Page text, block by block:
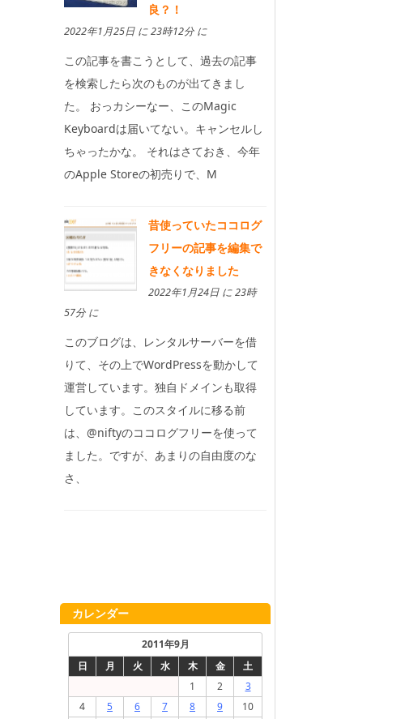
良？！
2022年1月25日 に 23時12分 に
この記事を書こうとして、過去の記事
を検索したら次のものが出てきまし
た。 おっカシーなー、このMagic
Keyboardは届いてない。キャンセルし
ちゃったかな。 それはさておき、今年
のApple Storeの初売りで、M
昔使っていたココログ
フリーの記事を編集で
きなくなりました
2022年1月24日 に 23時
57分 に
このブログは、レンタルサーバーを借
りて、その上でWordPressを動かして
運営しています。独自ドメインも取得
しています。このスタイルに移る前
は、@niftyのココログフリーを使って
ました。ですが、あまりの自由度のな
さ、
カレンダー
2011年9月
日
月 火 水 木 金
土
1
2
3
4
5 6 7 8 9
10